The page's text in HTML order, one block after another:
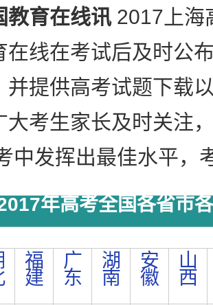
育在线讯2017上海
在线在考试后及时公
并提供高考试题下载
大考生家长及时关注
中发挥出最佳水平，
年高考全国各省市
福
建
广
东
湖
南
安
徽
山
西